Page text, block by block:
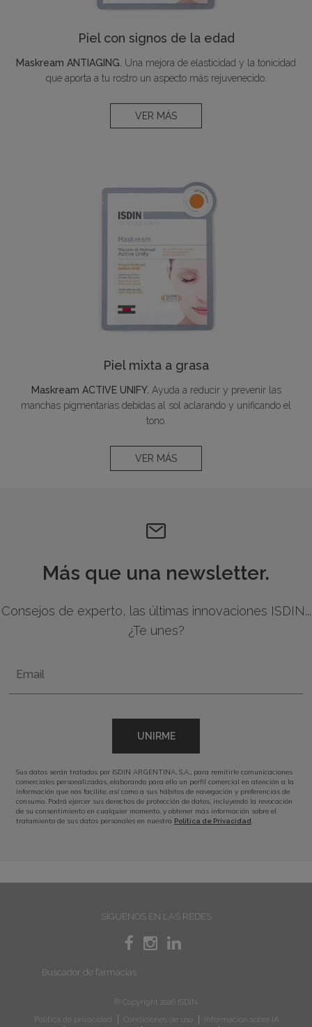
Piel con signos de la edad
Maskream ANTIAGING. Una mejora de elasticidad y la tonicidad
que aporta a tu rostro un aspecto más rejuvenecido.
VER MÁS
Piel mixta a grasa
Maskream ACTIVE UNIFY. Ayuda a reducir y prevenir las
manchas pigmentarias debidas al sol aclarando y unificando el
tono.
VER MÁS
Más que una newsletter.
Consejos de experto, las últimas innovaciones ISDIN...
¿Te unes?
Email
UNIRME
Sus datos serán tratados por ISDIN ARGENTINA, S.A., para remitirle comunicaciones
comerciales personalizadas, elaborando para ello un perfil comercial en atención a la
información que nos facilite, así como a sus hábitos de navegación y preferencias de
consumo. Podrá ejercer sus derechos de protección de datos, incluyendo la revocación
de su consentimiento en cualquier momento, y obtener más información sobre el
tratamiento de sus datos personales en nuestra Política de Privacidad.
SÍGUENOS EN LAS REDES
Buscador de farmacias
® Copyright 2026 ISDIN
Política de privacidad
Condiciones de uso
Información sobre IA